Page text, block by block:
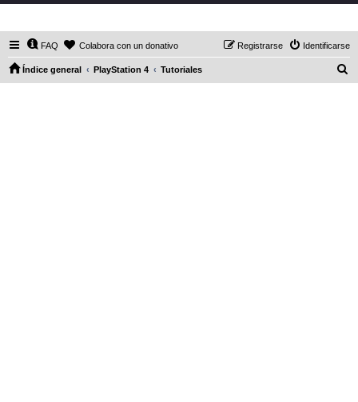
FAQ Colabora con un donativo Identificarse
Registrarse
Índice general PlayStation 4 Tutoriales